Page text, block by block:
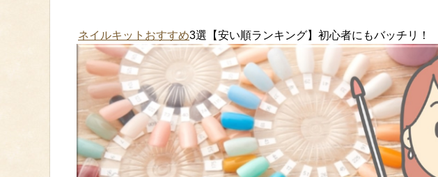
ネイルキットおすすめ3選【安い順ランキング】初心者にもバッチリ！